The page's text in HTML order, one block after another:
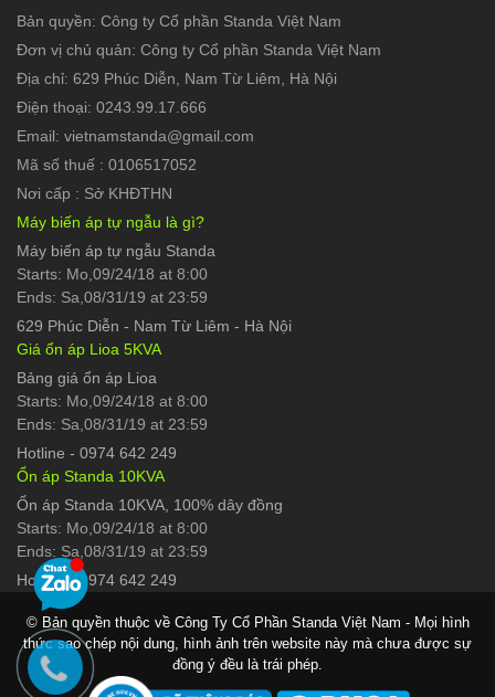
Bản quyền: Công ty Cổ phần Standa Việt Nam
Đơn vị chủ quản: Công ty Cổ phần Standa Việt Nam
Địa chỉ: 629 Phúc Diễn, Nam Từ Liêm, Hà Nội
Điện thoại: 0243.99.17.666
Email: vietnamstanda@gmail.com
Mã số thuế : 0106517052
Nơi cấp : Sở KHĐTHN
Máy biến áp tự ngẫu là gì?
Máy biến áp tự ngẫu Standa
Starts: Mo,09/24/18 at 8:00
Ends: Sa,08/31/19 at 23:59
629 Phúc Diễn - Nam Từ Liêm - Hà Nội
Giá ổn áp Lioa 5KVA
Bảng giá ổn áp Lioa
Starts: Mo,09/24/18 at 8:00
Ends: Sa,08/31/19 at 23:59
Hotline - 0974 642 249
Ổn áp Standa 10KVA
Ổn áp Standa 10KVA, 100% dây đồng
Starts: Mo,09/24/18 at 8:00
Ends: Sa,08/31/19 at 23:59
Hotline-0974 642 249
© Bản quyền thuộc về Công Ty Cổ Phần Standa Việt Nam - Mọi hình
thức sao chép nội dung, hình ảnh trên website này mà chưa được sự
đồng ý đều là trái phép.